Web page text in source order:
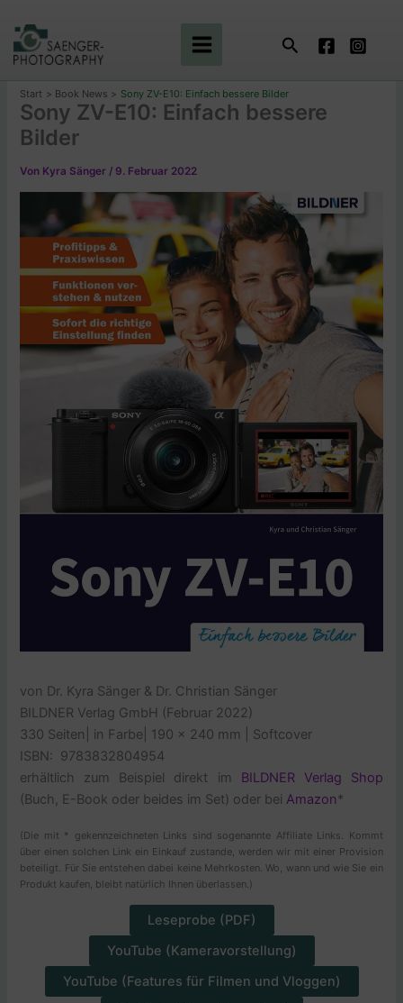
Inhalt
springen
Suchen
Start Book News Sony ZV-E10: Einfach bessere Bilder
Sony ZV-E10: Einfach bessere
Bilder
Von Kyra Sänger / 9. Februar 2022
von Dr. Kyra Sänger & Dr. Christian Sänger
BILDNER Verlag GmbH (Februar 2022)
330 Seiten
in Farbe | 190 x 240 mm | Softcover
ISBN: 9783832804954
erhältlich zum Beispiel direkt im BILDNER Verlag Shop
(Buch, E-Book oder beides im Set) oder beiAmazon*
(Die mit * gekennzeichneten Links sind sogenannte Affiliate Links. Kommt
über einen solchen Link ein Einkauf zustande, werden wir mit einer Provision
beteiligt. Für Sie entstehen dabei keine Mehrkosten. Wo, wann und wie Sie ein
Produkt kaufen, bleibt natürlich Ihnen überlassen.)
Leseprobe (PDF)
YouTube (Kameravorstellung)
YouTube (Features für Filmen und Vloggen)